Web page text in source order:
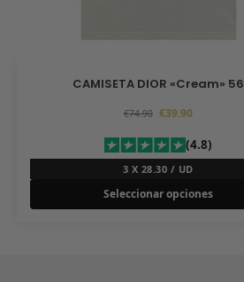
CAMISETA DIOR «Cream» 56
€74.90 €39.90
(4.8)
3 X 28.30 / UD
Seleccionar opciones